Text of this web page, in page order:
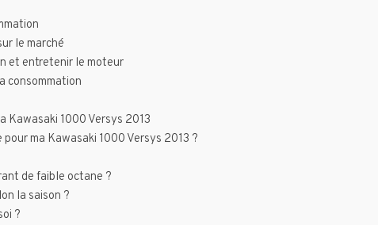
le marché
et entretenir le moteur
consommation
Kawasaki 1000 Versys 2013
ma Kawasaki 1000 Versys 2013 ?
de faible octane ?
la saison ?
?